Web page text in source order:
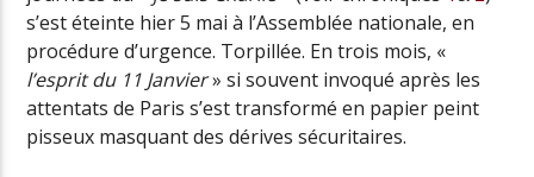
s’est éteinte hier 5 mai à l’Assemblée nationale, en
procédure d’urgence. Torpillée. En trois mois, «
l’esprit du 11 Janvier» si souvent invoqué après les
attentats de Paris s’est transformé en papier peint
pisseux masquant des dérives sécuritaires.